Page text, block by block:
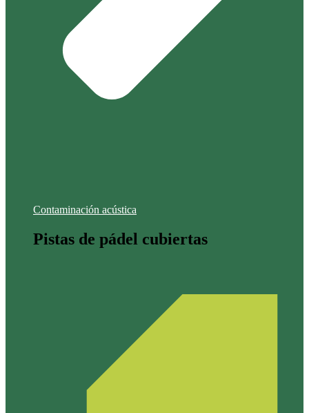
Contaminación acústica
Pistas de pádel cubiertas